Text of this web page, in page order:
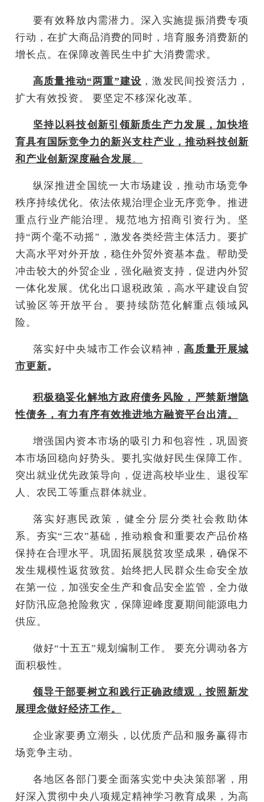
要有效释放内需潜力。深入实施提振消费专项
行动，在扩大商品消费的同时，培育服务消费新的
增长点。在保障改善民生中扩大消费需求。
高质量推动“两重”建设 ，激发民间投资活力，
扩大有效投资。 要坚定不移深化改革。
坚持以科技创新引领新质生产力发展，加快培
育具有国际竞争力的新兴支柱产业，推动科技创新
和产业创新深度融合发展。
纵深推进全国统一大市场建设，推动市场竞争
秩序持续优化。依法依规治理企业无序竞争。推进
重点行业产能治理。规范地方招商引资行为。坚
持“两个毫不动摇”，激发各类经营主体活力。要扩
大高水平对外开放，稳住外贸外资基本盘。帮助受
冲击较大的外贸企业，强化融资支持，促进内外贸
一体化发展。优化出口退税政策，高水平建设自贸
试验区等开放平台。要持续防范化解重点领域风
险。
落实好中央城市工作会议精神，高质量开展城
市更新。
积极稳妥化解地方政府债务风险，严禁新增隐
性债务，有力有序有效推进地方融资平台出清。
增强国内资本市场的吸引力和包容性，巩固资
本市场回稳向好势头。要扎实做好民生保障工作。
突出就业优先政策导向，促进高校毕业生、退役军
人、农民工等重点群体就业。
落实好惠民政策，健全分层分类社会救助体
系。夯实“三农”基础，推动粮食和重要农产品价格
保持在合理水平。巩固拓展脱贫攻坚成果，确保不
发生规模性返贫致贫。始终把人民群众生命安全放
在第一位，加强安全生产和食品安全监管，全力做
好防汛应急抢险救灾，保障迎峰度夏期间能源电力
供应。
做好“十五五”规划编制工作。 要充分调动各方
面积极性。
领导干部要树立和践行正确政绩观，按照新发
展理念做好经济工作。
企业家要勇立潮头，以优质产品和服务赢得市
场竞争主动。
各地区各部门要全面落实党中央决策部署，用
好深入贯彻中央八项规定精神学习教育成果，为高